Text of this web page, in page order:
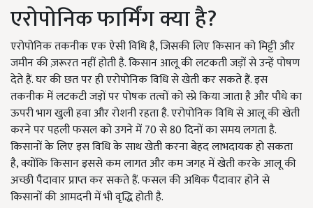
एरोपोनिक फार्मिंग क्या है?
एरोपोनिक तकनीक एक ऐसी विधि है, जिसकी लिए किसान को मिट्टी और
जमीन की ज़रूरत नहीं होती है. किसान आलू की लटकती जड़ों से उन्हें पोषण
देते हैं. घर की छत पर ही एरोपोनिक विधि से खेती कर सकते हैं. इस
तकनीक में लटकटी जड़ों पर पोषक तत्वों को स्प्रे किया जाता है और पौधे का
ऊपरी भाग खुली हवा और रोशनी रहता है. एरोपोनिक विधि से आलू की खेती
करने पर पहली फसल को उगने में 70 से 80 दिनों का समय लगता है.
किसानों के लिए इस विधि के साथ खेती करना बेहद लाभदायक हो सकता
है, क्योंकि किसान इससे कम लागत और कम जगह में खेती करके आलू की
अच्छी पैदावार प्राप्त कर सकते हैं. फसल की अधिक पैदावार होने से
किसानों की आमदनी में भी वृद्धि होती है.